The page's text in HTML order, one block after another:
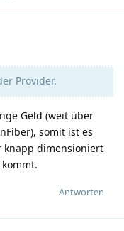
Provider.
Geld (weit über
somit ist es
knapp dimensioniert
Antworten